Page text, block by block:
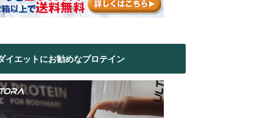
イエットにお勧めなプロテイン